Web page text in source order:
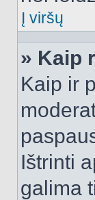
Į viršų
» Kaip
Kaip ir
Ištrinti
galima